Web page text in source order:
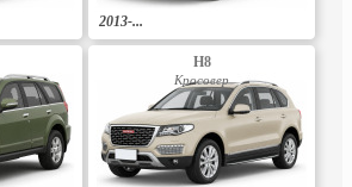
2013-...
H8
Кросовер